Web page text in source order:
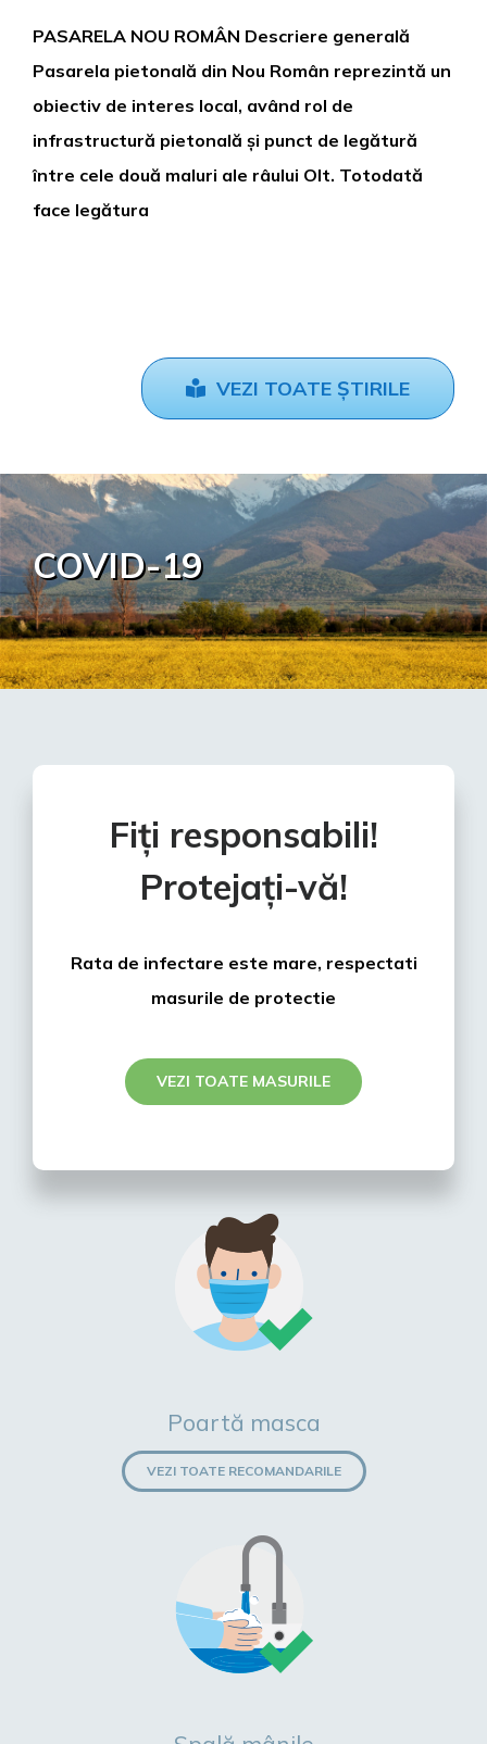
PASARELA NOU ROMÂN Descriere generală
Pasarela pietonală din Nou Român reprezintă un
obiectiv de interes local, având rol de
infrastructură pietonală și punct de legătură
între cele două maluri ale râului Olt. Totodată
face legătura
VEZI TOATE ȘTIRILE
COVID-19
Fiți responsabili!
Protejați-vă!
Rata de infectare este mare, respectati
masurile de protectie
VEZI TOATE MASURILE
Poartă masca
VEZI TOATE RECOMANDARILE